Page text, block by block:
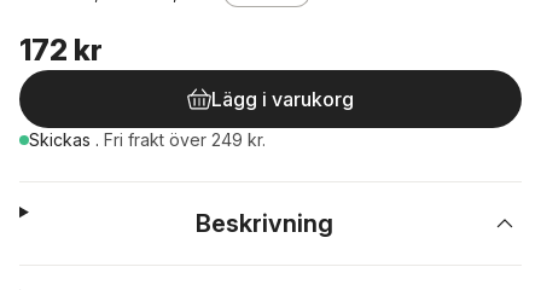
172 kr
Lägg i varukorg
Skickas . Fri frakt över 249 kr.
Beskrivning